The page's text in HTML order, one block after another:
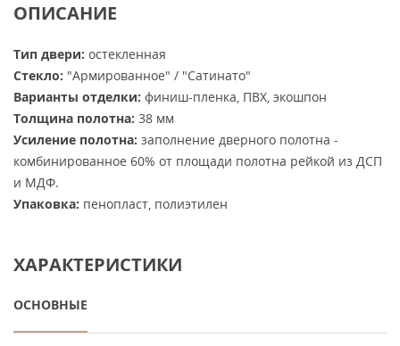
ОПИСАНИЕ
Тип двери: остекленная
Стекло: "Армированное" / "Сатинато"
Варианты отделки: финиш-пленка, ПВХ, экошпон
Толщина полотна: 38 мм
Усиление полотна: заполнение дверного полотна -
комбинированное 60% от площади полотна рейкой из ДСП
и МДФ.
Упаковка: пенопласт, полиэтилен
ХАРАКТЕРИСТИКИ
ОСНОВНЫЕ